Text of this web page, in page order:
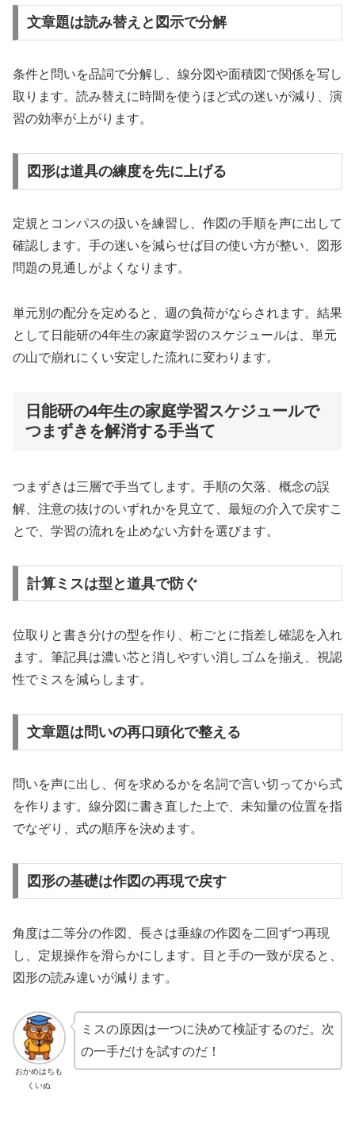
文章題は読み替えと図示で分解
条件と問いを品詞で分解し、線分図や面積図で関係を写し
取ります。読み替えに時間を使うほど式の迷いが減り、演
習の効率が上がります。
図形は道具の練度を先に上げる
定規とコンパスの扱いを練習し、作図の手順を声に出して
確認します。手の迷いを減らせば目の使い方が整い、図形
問題の見通しがよくなります。
単元別の配分を定めると、週の負荷がならされます。結果
として日能研の4年生の家庭学習のスケジュールは、単元
の山で崩れにくい安定した流れに変わります。
日能研の4年生の家庭学習スケジュールで
つまずきを解消する手当て
つまずきは三層で手当てします。手順の欠落、概念の誤
解、注意の抜けのいずれかを見立て、最短の介入で戻すこ
とで、学習の流れを止めない方針を選びます。
計算ミスは型と道具で防ぐ
位取りと書き分けの型を作り、桁ごとに指差し確認を入れ
ます。筆記具は濃い芯と消しやすい消しゴムを揃え、視認
性でミスを減らします。
文章題は問いの再口頭化で整える
問いを声に出し、何を求めるかを名詞で言い切ってから式
を作ります。線分図に書き直した上で、未知量の位置を指
でなぞり、式の順序を決めます。
図形の基礎は作図の再現で戻す
角度は二等分の作図、長さは垂線の作図を二回ずつ再現
し、定規操作を滑らかにします。目と手の一致が戻ると、
図形の読み違いが減ります。
おかめはちも
くいぬ
ミスの原因は一つに決めて検証するのだ。次
の一手だけを試すのだ！